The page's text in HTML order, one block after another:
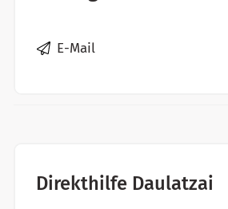
E-Mail
Direkthilfe Daulatzai